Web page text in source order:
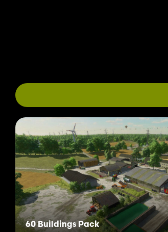
60 Buildings Pack